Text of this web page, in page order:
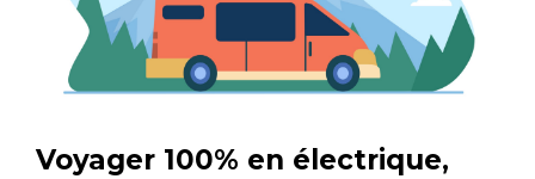
Voyager 100% en électrique,